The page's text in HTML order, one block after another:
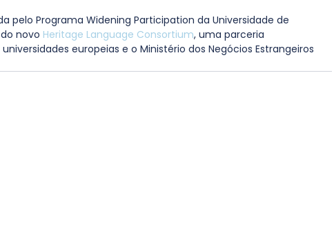
pelo Programa Widening Participation da Universidade de
novo Heritage Language Consortium, uma parceria
europeias e o Ministério dos Negócios Estrangeiros